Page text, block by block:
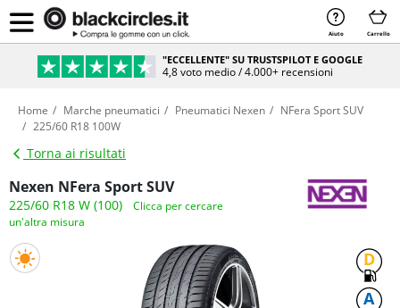
Aiuto Carrello
"ECCELLENTE" SU TRUSTSPILOT E GOOGLE
4,8 voto medio / 4.000+ recensioni
Home Marche pneumatici Pneumatici Nexen
NFera Sport SUV
225/60 R18 100W
Torna ai risultati
Nexen NFera Sport SUV
225/60 R18 W (100)
Clicca per cercare
un'altra misura
D
A